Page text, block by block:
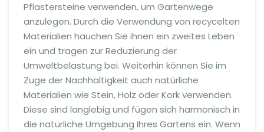
Pflastersteine verwenden, um Gartenwege
anzulegen. Durch die Verwendung von recycelten
Materialien hauchen Sie ihnen ein zweites Leben
ein und tragen zur Reduzierung der
Umweltbelastung bei. Weiterhin können Sie im
Zuge der Nachhaltigkeit auch natürliche
Materialien wie Stein, Holz oder Kork verwenden.
Diese sind langlebig und fügen sich harmonisch in
die natürliche Umgebung Ihres Gartens ein. Wenn